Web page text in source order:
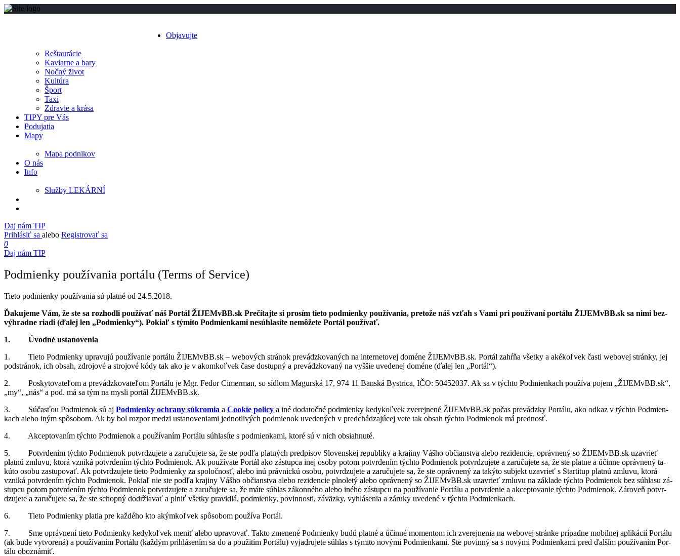
Objavujte
Reštaurácie
Kaviarne a bary
Nočný život
Kultúra
Šport
Taxi
Zdravie a krása
TIPY pre Vás
Podujatia
Mapy
Mapa podnikov
O nás
Info
Služby LEKÁRNÍ
Daj nám TIP
Prihlásiť sa alebo Registrovať sa
0
Daj nám TIP
Podmienky používania portálu (Terms of Service)
Tieto pod­mienky po­u­ží­va­nia sú platné od 24.5.2018.
Ďa­ku­jeme Vám, že ste sa roz­hodli po­u­ží­vať náš Por­tál ŽIJEMvBB.sk Pre­čí­tajte si pro­sím tieto pod­mienky po­u­ží­va­nia, pre­tože náš vzťah s Vami pri po­u­ží­vaní por­tálu ŽIJEMvBB.sk sa nimi bez­
výh­radne riadi (ďa­lej len „Pod­mienky“). Po­kiaľ s tý­mito Pod­mien­kami ne­sú­hla­síte ne­mô­žete Por­tál po­u­ží­vať.
1. Úvodné usta­no­ve­nia
1. Tieto Pod­mienky upra­vujú po­u­ží­va­nie por­tálu ŽIJEMvBB.sk – we­bo­vých strá­nok pre­vádz­ko­va­ných na in­ter­ne­to­vej do­méne ŽIJEMvBB.sk. Por­tál za­hŕňa všetky a aké­koľ­vek časti we­bo­vej stránky, jej
pod­strá­nok, ich ob­sah, zdro­jové a stro­jové kódy tak ako je v akom­koľ­vek čase do­stupný a pre­vádz­ko­vaný na vyš­šie uve­de­nej do­méne (ďa­lej len „Por­tál“).
2. Po­sky­to­va­te­ľom a pre­vádz­ko­va­te­ľom Por­tálu je Mgr. Fedor Cimerman, so síd­lom Magurská 17, 974 11 Banská Bystrica, IČO: 50452037. Ak sa v týchto Pod­mien­kach po­u­žíva po­jem „ŽIJEMvBB.sk“,
„my“, „nás“ a pod. má sa tým na mysli portál ŽIJEMvBB.sk.
3. Sú­čas­ťou Pod­mie­nok sú aj Pod­mienky ochrany sú­kro­mia a Co­okie po­licy a iné do­da­točné pod­mienky ke­dy­koľ­vek zve­rej­nené ŽIJEMvBB.sk po­čas pre­vádzky Por­tálu, ako od­kaz v týchto Pod­mien­
kach alebo iným spô­so­bom. Ak by bol roz­por me­dzi usta­no­ve­niami jed­not­li­vých pod­mie­nok uve­de­ných v pred­chá­dza­jú­cej vete tak ob­sah týchto Pod­mie­nok má pred­nosť.
4. Ak­cep­to­va­ním týchto Pod­mie­nok a po­u­ží­va­ním Por­tálu sú­hla­síte s pod­mien­kami, ktoré sú v nich ob­sia­hnuté.
5. Po­tvr­de­ním týchto Pod­mie­nok po­tvr­dzu­jete a za­ru­ču­jete sa, že ste podľa plat­ných pred­pi­sov Slo­ven­skej re­pub­liky a kra­jiny Vášho ob­čian­stva alebo re­zi­den­cie, opráv­nený so ŽIJEMvBB.sk uzav­rieť
platnú zmluvu, ktorá vzniká po­tvr­de­ním týchto Pod­mie­nok. Ak po­u­ží­vate Por­tál ako zá­stupca inej osoby po­tom po­tvr­de­ním týchto Pod­mie­nok po­tvr­dzu­jete a za­ru­ču­jete sa, že ste platne a účinne opráv­nený ta­
kúto osobu za­stu­po­vať. Ak po­tvr­dzu­jete tieto Pod­mienky za spo­loč­nosť, alebo inú práv­nickú osobu, po­tvr­dzu­jete a za­ru­ču­jete sa, že ste opráv­nený za ta­kýto sub­jekt uzav­rieť s Star­ti­tup platnú zmluvu, ktorá
vzniká po­tvr­de­ním týchto Pod­mie­nok. Po­kiaľ nie ste podľa kra­jiny Vášho ob­čian­stva alebo re­zi­den­cie pl­no­letý alebo opráv­nený so ŽIJEMvBB.sk uzav­rieť zmluvu na zá­klade týchto Pod­mie­nok bez sú­hlasu zá­
stupcu po­tom po­tvr­de­ním týchto Pod­mie­nok po­tvr­dzu­jete a za­ru­ču­jete sa, že máte sú­hlas zá­kon­ného alebo iného zá­stupcu na po­u­ží­va­nie Por­tálu a po­tvr­de­nie a ak­cep­to­va­nie týchto Pod­mie­nok. Zá­ro­veň po­tvr­
dzu­jete a za­ru­ču­jete sa, že ste schopný do­dr­žia­vať a pl­niť všetky pra­vidlá, pod­mienky, po­vin­nosti, zá­väzky, vy­hlá­se­nia a zá­ruky uve­dené v týchto Pod­mien­kach.
6. Tieto Pod­mienky pla­tia pre kaž­dého kto akým­koľ­vek spô­so­bom po­u­žíva Por­tál.
7. Sme opráv­není tieto Pod­mienky ke­dy­koľ­vek me­niť alebo upra­vo­vať. Takto zme­nené Pod­mienky budú platné a účinné mo­men­tom ich zve­rej­ne­nia na we­bo­vej stránke prí­padne mo­bil­nej ap­li­ká­cií Por­tálu
(ak bude vy­tvo­rená) a po­u­ží­va­ním Por­tálu (kaž­dým pri­hlá­se­ním sa do a po­u­ži­tím Por­tálu) vy­jad­ru­jete sú­hlas s tý­mito no­vými Pod­mien­kami. Ste po­vinný sa s no­vými Pod­mien­kami pred ďal­ším po­u­ží­va­ním Por­
tálu obo­zná­miť.